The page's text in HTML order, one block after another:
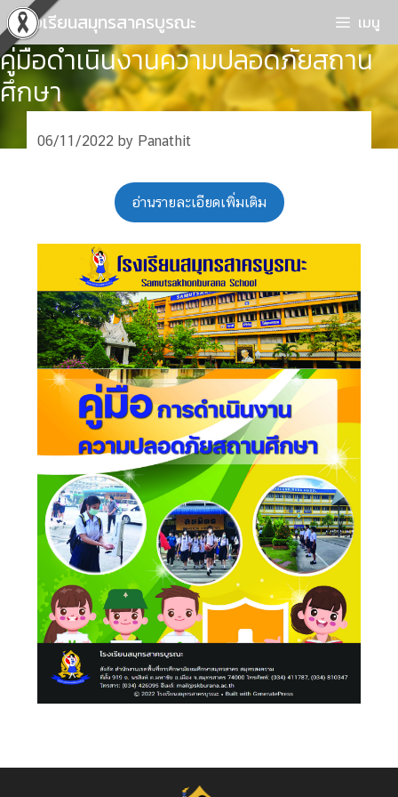
Skip
to
content
โรงเรียนสมุทรสาครบูรณะ เมนู
คู่มือดำเนินงานความปลอดภัยสถาน
ศึกษา
06/11/2022 by Panathit
อ่านรายละเอียดเพิ่มเติม